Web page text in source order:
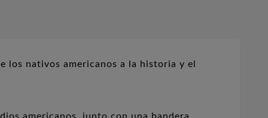
los nativos americanos a la historia y el